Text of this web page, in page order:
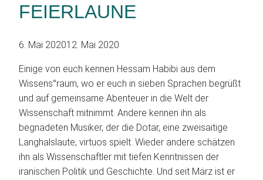
FEIERLAUNE
6. Mai 202012. Mai 2020
Einige von euch kennen Hessam Habibi aus dem
Wissens°raum, wo er euch in sieben Sprachen begrüßt
und auf gemeinsame Abenteuer in die Welt der
Wissenschaft mitnimmt. Andere kennen ihn als
begnadeten Musiker, der die Dotar, eine zweisaitige
Langhalslaute, virtuos spielt. Wieder andere schätzen
ihn als Wissenschaftler mit tiefen Kenntnissen der
iranischen Politik und Geschichte. Und seit März ist er